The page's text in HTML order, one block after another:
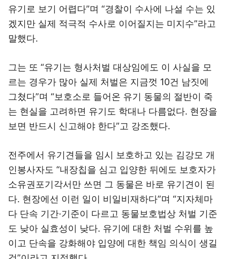
유기로 보기 어렵다”며 “경찰이 수사에 나설 수는 있
겠지만 실제 적극적 수사로 이어질지는 미지수”라고
말했다.
그는 또 “유기는 형사처벌 대상임에도 이 사실을 모
르는 경우가 많아 실제 처벌은 지금껏 10건 남짓에
그쳤다”며 “보호소로 들어온 유기 동물의 절반이 죽
는 현실을 고려하면 유기도 학대나 다름없다. 현장을
보면 반드시 신고해야 한다”고 강조했다.
전주에서 유기견들을 임시 보호하고 있는 김강모 개
인봉사자도 “내장칩을 심고 입양한 뒤에도 보호자가
소유권포기각서만 쓰면 그 동물은 바로 유기견이 된
다. 현장에선 이런 일이 비일비재하다”며 “지자체마
다 단속 기간·기준이 다르고 동물보호법상 처벌 기준
도 낮아 실효성이 낮다. 유기에 대한 처벌 수위를 높
이고 단속을 강화해야 입양에 대한 책임 의식이 생길